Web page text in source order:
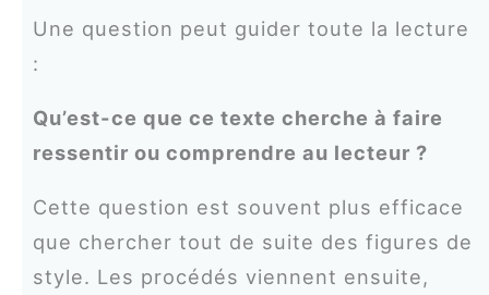
Une question peut guider toute la lecture
:
Qu’est-ce que ce texte cherche à faire
ressentir ou comprendre au lecteur ?
Cette question est souvent plus efficace
que chercher tout de suite des figures de
style. Les procédés viennent ensuite,